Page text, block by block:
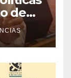
de